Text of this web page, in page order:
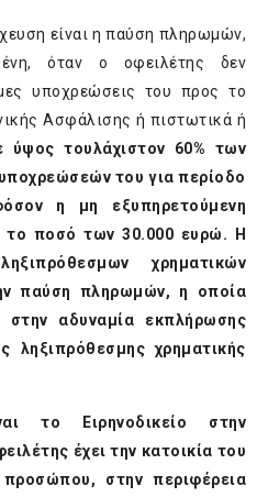
είναι η παύση πληρωμών,
όταν ο οφειλέτης δεν
υποχρεώσεις του προς το
Ασφάλισης ή πιστωτικά ή
ύψος τουλάχιστον 60% των
του για περίοδο
η μη εξυπηρετούμενη
το ποσό των 30.000 ευρώ. Η
χρηματικών
παύση πληρωμών, η οποία
στην αδυναμία εκπλήρωσης
ληξιπρόθεσμης χρηματικής
το Ειρηνοδικείο στην
έχει την κατοικία του
στην περιφέρεια